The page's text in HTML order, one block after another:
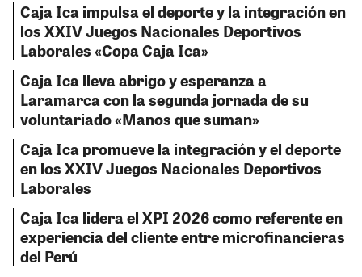
Caja Ica impulsa el deporte y la integración en
los XXIV Juegos Nacionales Deportivos
Laborales «Copa Caja Ica»
Caja Ica lleva abrigo y esperanza a
Laramarca con la segunda jornada de su
voluntariado «Manos que suman»
Caja Ica promueve la integración y el deporte
en los XXIV Juegos Nacionales Deportivos
Laborales
Caja Ica lidera el XPI 2026 como referente en
experiencia del cliente entre microfinancieras
del Perú